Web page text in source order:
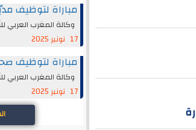
مباراة لتوظيف
وكالة المغرب العربي
17 نونبر 2025
مباراة لتوظيف
وكالة المغرب العربي
17 نونبر 2025